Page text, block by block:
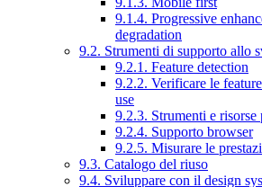
9.1.4. Progressive
degradation
9.2. Strumenti di supporto allo
9.2.1. Feature detection
9.2.2. Verificare le
use
9.2.3. Strumenti e risorse
9.2.4. Supporto browser
9.2.5. Misurare le
9.3. Catalogo del riuso
9.4. Sviluppare con il design